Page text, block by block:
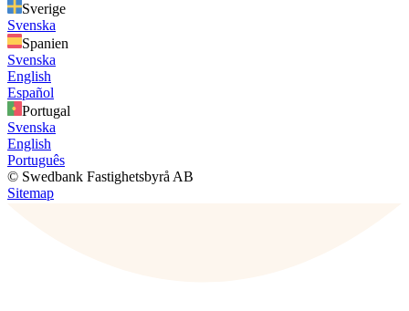
Sverige
Svenska
Spanien
Svenska
English
Español
Portugal
Svenska
English
Português
© Swedbank Fastighetsbyrå AB
Sitemap